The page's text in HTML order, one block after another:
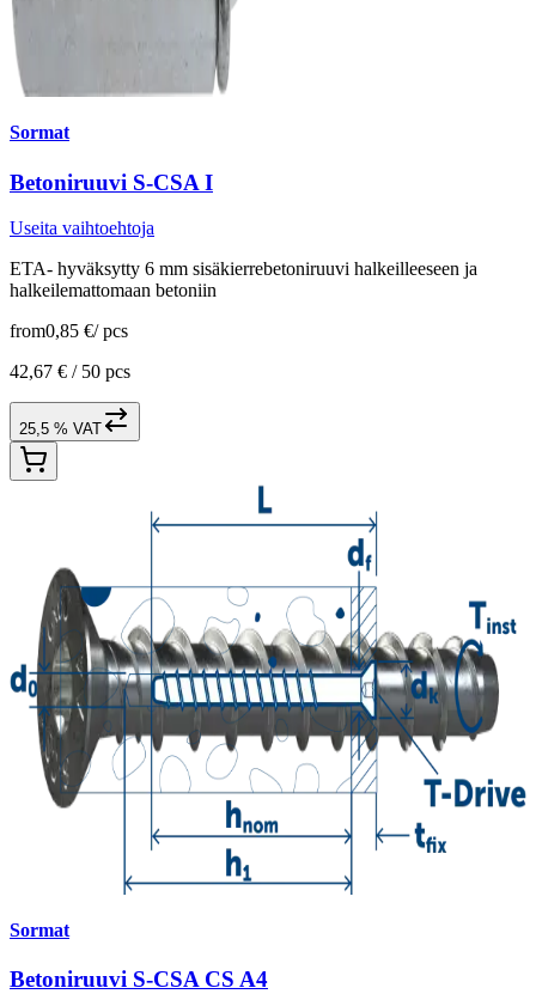
Sormat
Betoniruuvi S-CSA I
Useita vaihtoehtoja
ETA- hyväksytty 6 mm sisäkierrebetoniruuvi halkeilleeseen ja
halkeilemattomaan betoniin
from0,85 €/ pcs
42,67 € / 50 pcs
25,5 % VAT
Sormat
Betoniruuvi S-CSA CS A4